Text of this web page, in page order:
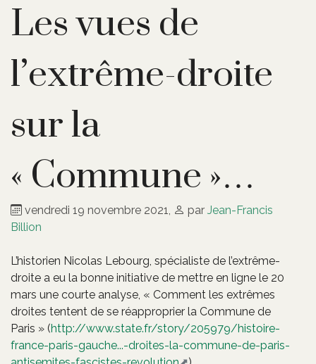
Les vues de
l’extrême-droite
sur la
« Commune »…
vendredi 19 novembre 2021 par Jean-Francis
Billion
L’historien Nicolas Lebourg, spécialiste de l’extrême-
droite a eu la bonne initiative de mettre en ligne le 20
mars une courte analyse, « Comment les extrêmes
droites tentent de se réapproprier la Commune de
Paris » (http://www.state.fr/story/205979/histoire-
france-paris-gauche...-droites-la-commune-de-paris-